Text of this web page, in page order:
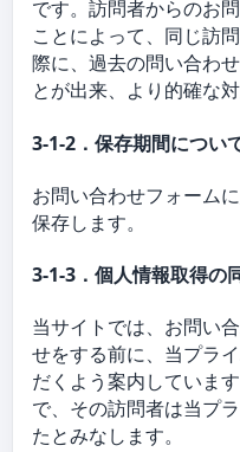
です。訪問者からのお
ことによって、同じ訪
際に、過去の問い合わ
とが出来、より的確な
3-1-2．保存期間につい
お問い合わせフォーム
保存します。
3-1-3．個人情報取得の
当サイトでは、お問い
せをする前に、当プラ
だくよう案内していま
で、その訪問者は当プ
たとみなします。